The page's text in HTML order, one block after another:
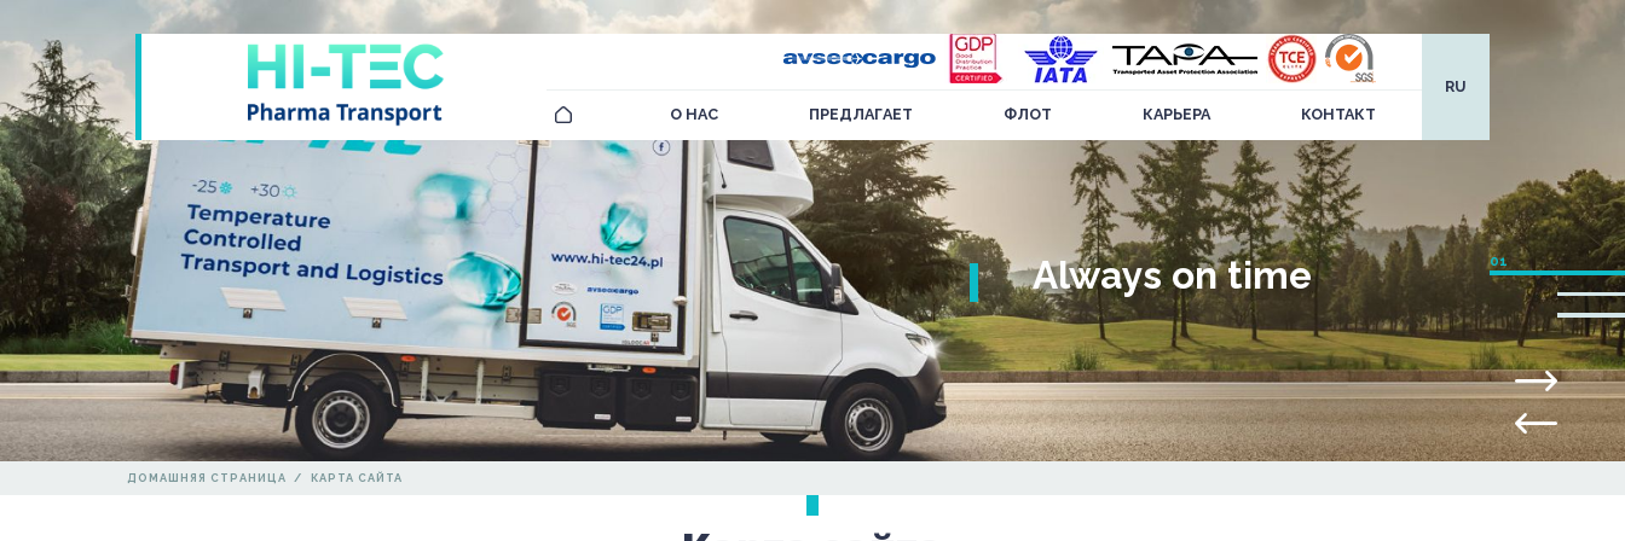
О НАС ПРЕДЛАГАЕТ ФЛОТ КАРЬЕРА КОНТАКТ
RU
Always on time
ДОМАШНЯЯ СТРАНИЦА / КАРТА САЙТА